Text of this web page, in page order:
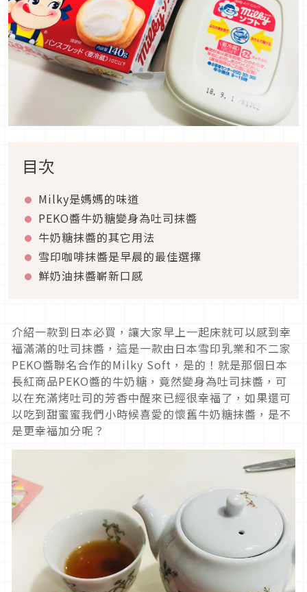
目次
Milky是媽媽的味道
PEKO醬牛奶糖變身為吐司抹醬
牛奶糖抹醬的其它用法
雪印咖啡抹醬是早晨的最佳選擇
鮮奶油抹醬嶄新口感
介紹一款到日本必買，讓大家早上一起床就可以感到幸
福滿滿的吐司抹醬，這是一款由日本雪印乳業和不二家
PEKO醬聯名合作的Milky Soft，是的！就是那個日本
長紅商品PEKO醬的牛奶糖，竟然變身為吐司抹醬，可
以在充滿烤吐司的芳香中醒來已經很幸福了，如果還可
以吃到甜蜜蜜我們小時候喜愛的懷舊牛奶糖抹醬，是不
是更幸福加分呢？